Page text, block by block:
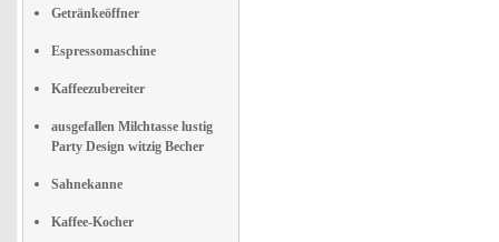
Getränkeöffner
Espressomaschine
Kaffeezubereiter
ausgefallen Milchtasse lustig
Party Design witzig Becher
Sahnekanne
Kaffee-Kocher